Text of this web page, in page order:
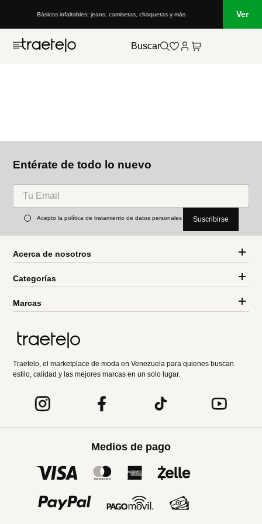
Básicos infaltables: jeans, camisetas, chaquetas y más Ver
Buscar
Entérate de todo lo nuevo
Acepto la política de tratamiento de datos personales Suscribirse
Acerca de nosotros
Categorías
Marcas
Traetelo, el marketplace de moda en Venezuela para quienes buscan
estilo, calidad y las mejores marcas en un solo lugar.
Medios de pago